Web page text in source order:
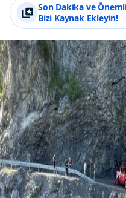
Son Dakika ve
Bizi Kaynak Ekleyin!